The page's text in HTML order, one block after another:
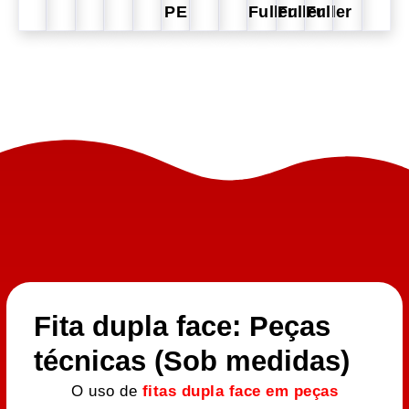
PE
FullerFullerFuller
Fita dupla face: Peças
técnicas (Sob medidas)
O uso de fitas dupla face em peças